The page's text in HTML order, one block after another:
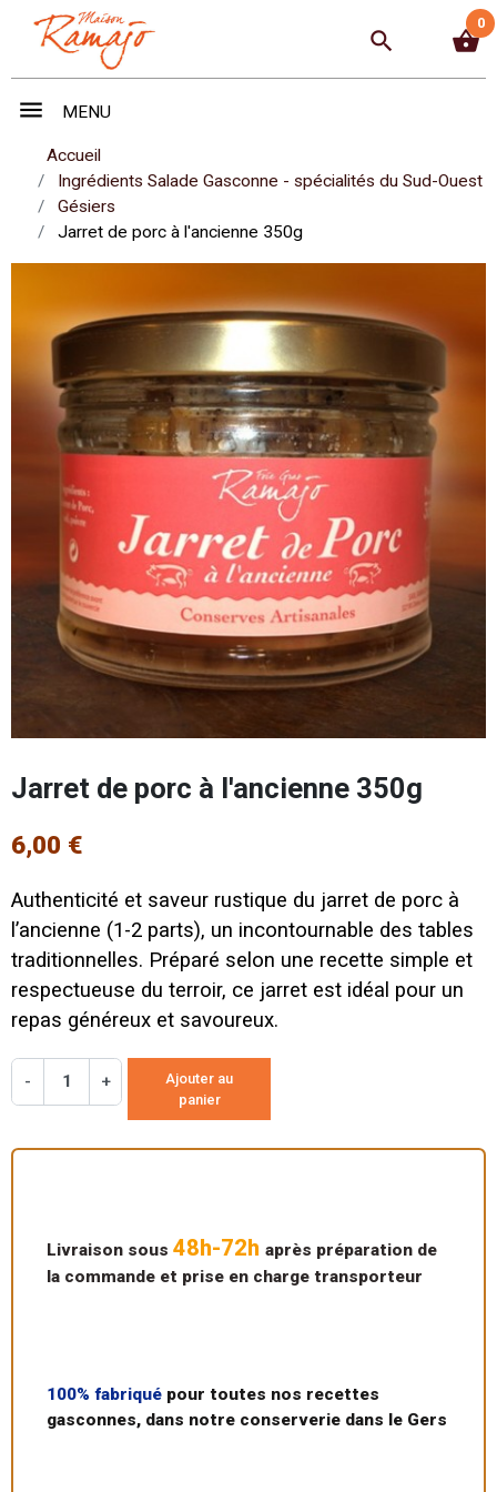
search shopping_basket
0
menu MENU
Accueil
Ingrédients Salade Gasconne - spécialités du Sud-Ouest
Gésiers
Jarret de porc à l'ancienne 350g
Jarret de porc à l'ancienne 350g
6,00 €
Authenticité et saveur rustique du jarret de porc à
l’ancienne (1-2 parts), un incontournable des tables
traditionnelles. Préparé selon une recette simple et
respectueuse du terroir, ce jarret est idéal pour un
repas généreux et savoureux.
- +
Ajouter au
panier
Livraison sous 48h-72h après préparation de
la commande et prise en charge transporteur
100% fabriqué pour toutes nos recettes
gasconnes, dans notre conserverie dans le Gers